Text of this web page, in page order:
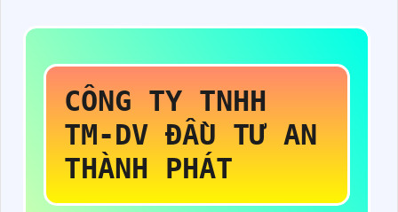
CÔNG TY TNHH
TM-DV ĐẦU TƯ AN
THÀNH PHÁT